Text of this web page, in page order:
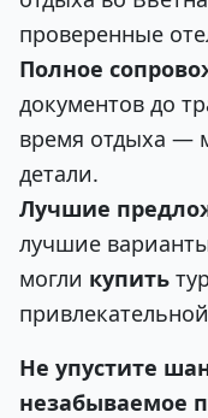
проверенные
Полное
документов до
время отдыха —
детали.
Лучшие
лучшие
могли купить
Не упустите
незабываемое